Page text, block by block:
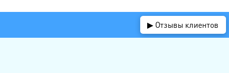
▶ Отзывы клиентов